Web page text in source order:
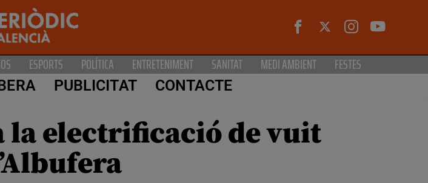
ESPORTS POLÍTICA ENTRETENIMENT SANITAT MEDI AMBIENT FESTES
PUBLICITAT CONTACTE
la electrificació de vuit